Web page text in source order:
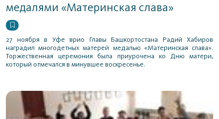
медалями «Материнская слава»
27 ноября в Уфе врио Главы Башкортостана Радий Хабиров
наградил многодетных матерей медалью «Материнская слава».
Торжественная церемония была приурочена ко Дню матери,
который отмечался в минувшее воскресенье.